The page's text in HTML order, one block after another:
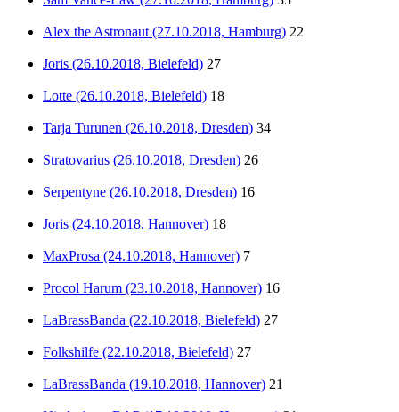
Alex the Astronaut (27.10.2018, Hamburg) 22
Joris (26.10.2018, Bielefeld) 27
Lotte (26.10.2018, Bielefeld) 18
Tarja Turunen (26.10.2018, Dresden) 34
Stratovarius (26.10.2018, Dresden) 26
Serpentyne (26.10.2018, Dresden) 16
Joris (24.10.2018, Hannover) 18
MaxProsa (24.10.2018, Hannover) 7
Procol Harum (23.10.2018, Hannover) 16
LaBrassBanda (22.10.2018, Bielefeld) 27
Folkshilfe (22.10.2018, Bielefeld) 27
LaBrassBanda (19.10.2018, Hannover) 21